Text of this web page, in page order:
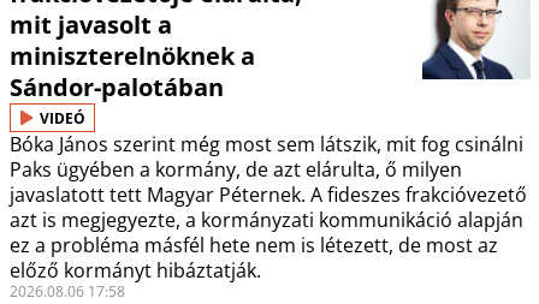
mit javasolt a
miniszterelnöknek a
Sándor-palotában
VIDEÓ
Bóka János szerint még most sem látszik, mit fog csinálni
Paks ügyében a kormány, de azt elárulta, ő milyen
javaslatott tett Magyar Péternek. A fideszes frakcióvezető
azt is megjegyezte, a kormányzati kommunikáció alapján
ez a probléma másfél hete nem is létezett, de most az
előző kormányt hibáztatják.
2026.08.06 17:58